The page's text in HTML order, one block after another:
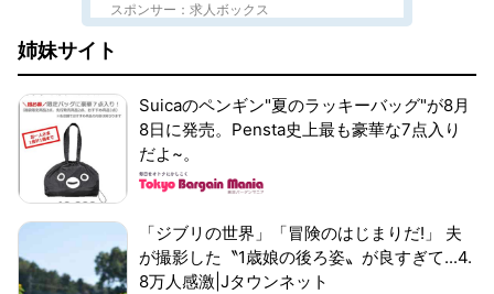
スポンサー：求人ボックス
姉妹サイト
Suicaのペンギン"夏のラッキーバッグ"が8月
8日に発売。Pensta史上最も豪華な7点入り
だよ~。
「ジブリの世界」「冒険のはじまりだ!」 夫
が撮影した〝1歳娘の後ろ姿〟が良すぎて...4.
8万人感激|Jタウンネット